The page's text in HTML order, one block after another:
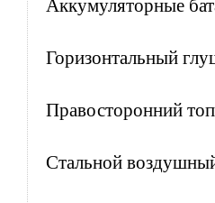
Аккумуляторные
Горизонтальный
Правосторонний
Стальной